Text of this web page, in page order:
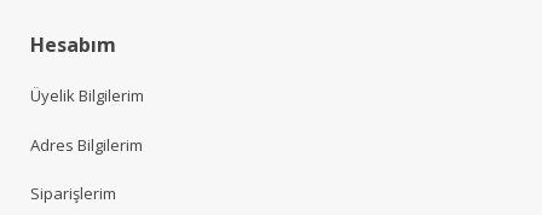
Hesabım
Üyelik Bilgilerim
Adres Bilgilerim
Siparişlerim